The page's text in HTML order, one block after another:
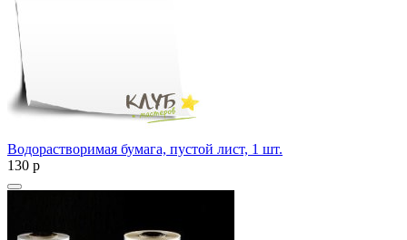
Водорастворимая бумага, пустой лист, 1 шт.
130 p